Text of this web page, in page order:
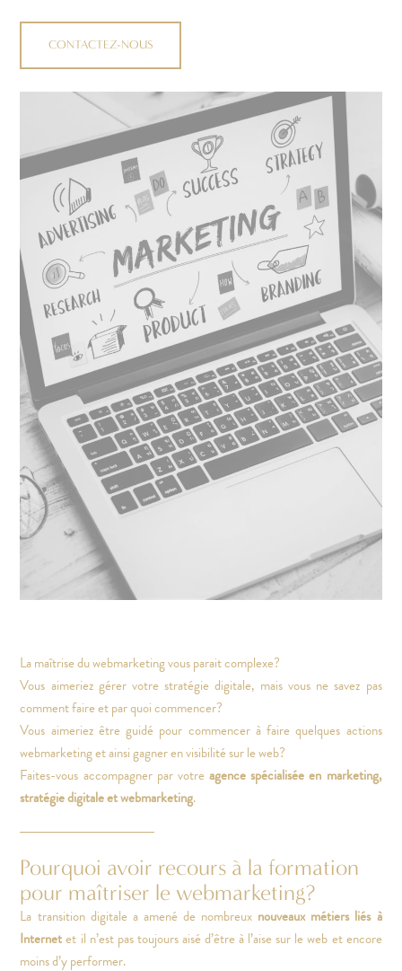
CONTACTEZ-NOUS
La maîtrise du webmarketing vous parait complexe?
Vous aimeriez gérer votre stratégie digitale, mais vous ne savez pas
comment faire et par quoi commencer?
Vous aimeriez être guidé pour commencer à faire quelques actions
webmarketing et ainsi gagner en visibilité sur le web?
Faites-vous accompagner par votreagence spécialisée en marketing,
stratégie digitaleetwebmarketing.
Pourquoi avoir recours à la formation
pour maîtriser le webmarketing?
La transition digitale a amené de nombreux nouveaux métiers liés à
Internetet il n’est pas toujours aisé d’être à l’aise sur le web et encore
moins d’y performer.